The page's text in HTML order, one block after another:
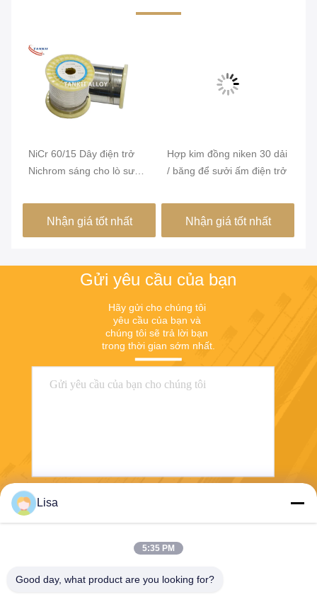
NiCr 60/15 Dây điện trở
Nichrom sáng cho lò sưởi
Nhận giá tốt nhất
Hợp kim đồng niken 30 dải
/ băng để sưởi ấm điện trở
Nhận giá tốt nhất
Gửi yêu cầu của bạn
Hãy gửi cho chúng tôi
yêu cầu của bạn và
chúng tôi sẽ trả lời bạn
trong thời gian sớm nhất.
Lisa
5:35 PM
Good day, what product are you looking for?